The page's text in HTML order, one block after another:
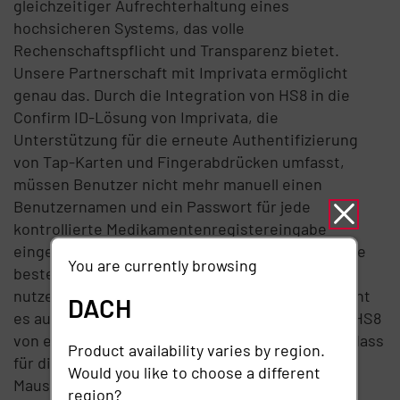
gleichzeitiger Aufrechterhaltung eines
hochsicheren Systems, das volle
Rechenschaftspflicht und Transparenz bietet.
Unsere Partnerschaft mit Imprivata ermöglicht
genau das. Durch die Integration von HS8 in die
Confirm ID-Lösung von Imprivata, die
Unterstützung für die erneute Authentifizierung
von Tap-Karten und Fingerabdrücken umfasst,
müssen Benutzer nicht mehr manuell einen
Benutzernamen und ein Passwort für jede
kontrollierte Medikamentenregistereingabe
eingeben. In vielen Fällen kann die Integration die
bestehende Imprivata-Infrastruktur des Kunden
nutzen oder erweitern. Die Integration ermöglicht
es auch, geschäftigen Bereichen wie Stationen HS8
von einem Touchscreen aus auszuführen, ohne dass
für die meisten Transaktionen eine Tastatur und
Maus erforderlich sind. Zusammen mit Imprivata
You are currently browsing
DACH
Product availability varies by region.
Would you like to choose a different
region?